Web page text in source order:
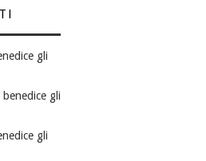
gli
gli
gli